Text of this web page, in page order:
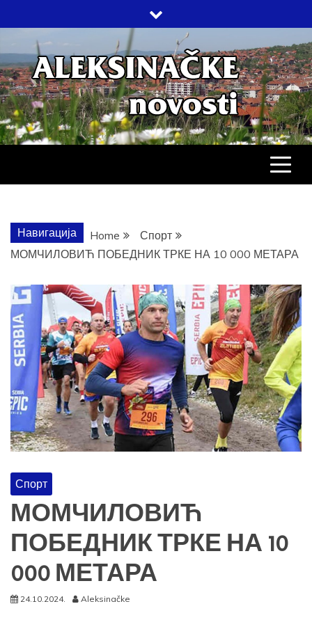
to
content
НОВОСТИ
ДРУШТВО, КУЛТУРА, ЕКОНОМИЈА,
СПОРТ, ПОСЛОВНИ ИМЕНИК,
Навигација Home
Спорт
МОМЧИЛОВИЋ ПОБЕДНИК ТРКЕ НА 10 000 МЕТАРА
Спорт
МОМЧИЛОВИЋ
ПОБЕДНИК ТРКЕ НА 10
000 МЕТАРА
24.10.2024. Aleksinačke